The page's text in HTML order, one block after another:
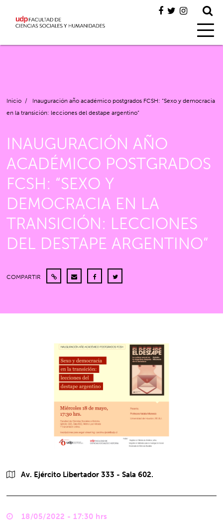
Inicio /
Inauguración año académico postgrados FCSH: “Sexo y democracia
en la transición: lecciones del destape argentino”
INAUGURACIÓN AÑO
ACADÉMICO POSTGRADOS
FCSH: “SEXO Y
DEMOCRACIA EN LA
TRANSICIÓN: LECCIONES
DEL DESTAPE ARGENTINO”
COMPARTIR
Av. Ejército Libertador 333 - Sala 602.
18/05/2022 - 17:30 hrs